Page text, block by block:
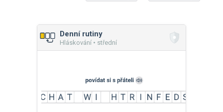
Denní rutiny
Hláskování • střední